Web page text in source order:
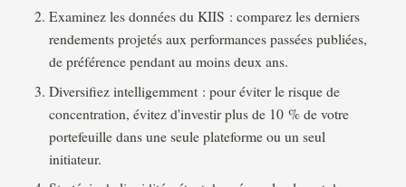
Examinez les données du KIIS : comparez les derniers
rendements projetés aux performances passées publiées,
de préférence pendant au moins deux ans.
Diversifiez intelligemment : pour éviter le risque de
concentration, évitez d'investir plus de 10 % de votre
portefeuille dans une seule plateforme ou un seul
initiateur.